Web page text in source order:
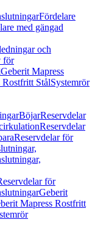
Fördelare
med gängad
och
för
Geberit Mapress
Rostfritt StålSystemrör
BöjarReservdelar
Reservdelar
Reservdelar för
för
Geberit
Mapress Rostfritt